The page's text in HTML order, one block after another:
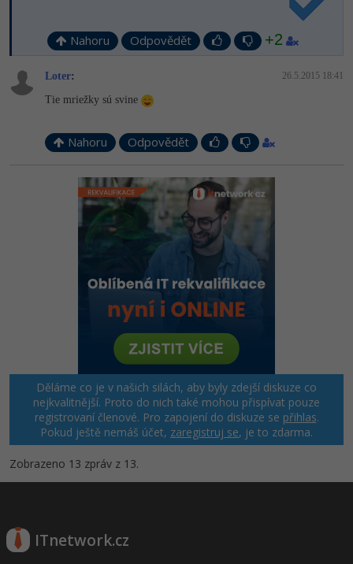
Nahoru Odpovědět +2
Loter: 26.5.2015 18:41
Tie mriežky sú svine
Nahoru Odpovědět
Děláme co je v našich silách, aby byly zdejší diskuze co
nejkvalitnější. Proto do nich také mohou přispívat pouze
registrovaní členové. Pro zapojení do diskuze se přihlas.
Pokud ještě nemáš účet, zaregistruj se, je to zdarma.
Zobrazeno 13 zpráv z 13.
ITnetwork.cz